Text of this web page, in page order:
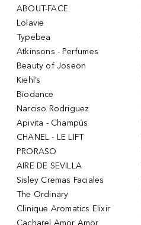
ABOUT-FACE
Lolavie
Typebea
Atkinsons - Perfumes
Beauty of Joseon
Kiehl’s
Biodance
Narciso Rodriguez
Apivita - Champús
CHANEL - LE LIFT
PRORASO
AIRE DE SEVILLA
Sisley Cremas Faciales
The Ordinary
Clinique Aromatics Elixir
Cacharel Amor Amor